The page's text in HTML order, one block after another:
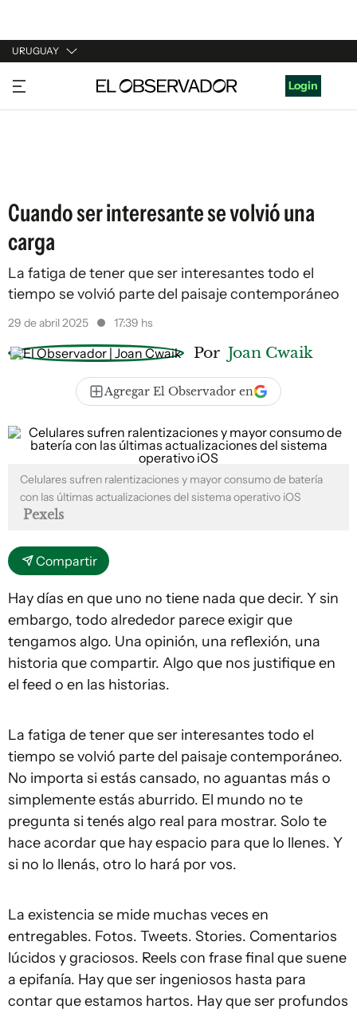
URUGUAY
URUGUAY
ARGENTINA
Login
Cuando ser interesante se volvió una
carga
La fatiga de tener que ser interesantes todo el
tiempo se volvió parte del paisaje contemporáneo
29 de abril 2025 17:39 hs
Por Joan Cwaik
Agregar El Observador en
Celulares sufren ralentizaciones y mayor consumo de batería
con las últimas actualizaciones del sistema operativo iOS
Pexels
Compartir
Hay días en que uno no tiene nada que decir. Y sin
embargo, todo alrededor parece exigir que
tengamos algo. Una opinión, una reflexión, una
historia que compartir. Algo que nos justifique en
el feed o en las historias.
La fatiga de tener que ser interesantes todo el
tiempo se volvió parte del paisaje contemporáneo.
No importa si estás cansado, no aguantas más o
simplemente estás aburrido. El mundo no te
pregunta si tenés algo real para mostrar. Solo te
hace acordar que hay espacio para que lo llenes. Y
si no lo llenás, otro lo hará por vos.
La existencia se mide muchas veces en
entregables. Fotos. Tweets. Stories. Comentarios
lúcidos y graciosos. Reels con frase final que suene
a epifanía. Hay que ser ingeniosos hasta para
contar que estamos hartos. Hay que ser profundos